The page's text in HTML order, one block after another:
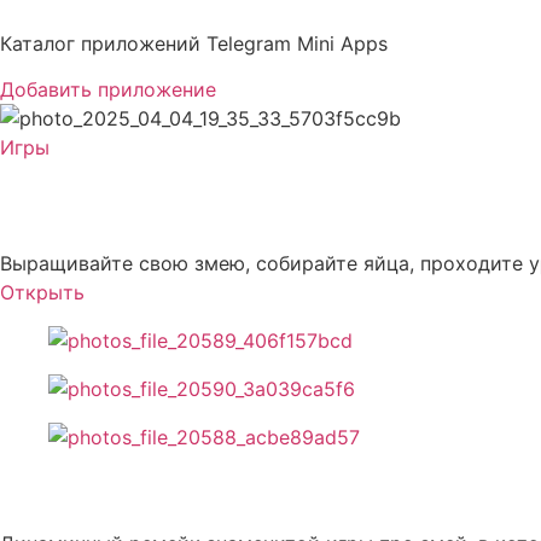
к
Каталог приложений Telegram Mini Apps
Добавить приложение
Игры
Выращивайте свою змею, собирайте яйца, проходите
Открыть